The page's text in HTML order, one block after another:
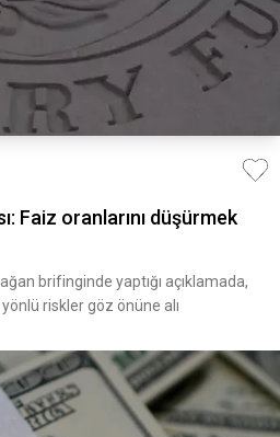
Faiz oranlarını düşürmek
brifinginde yaptığı açıklamada,
riskler göz önüne alı